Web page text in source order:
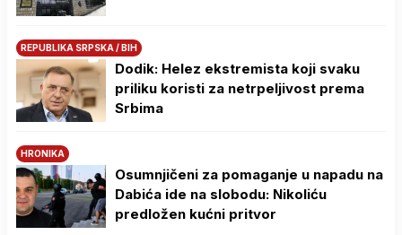
REPUBLIKA SRPSKA / BIH
Dodik: Helez ekstremista koji svaku
priliku koristi za netrpeljivost prema
Srbima
HRONIKA
Osumnjičeni za pomaganje u napadu na
Dabića ide na slobodu: Nikoliću
predložen kućni pritvor